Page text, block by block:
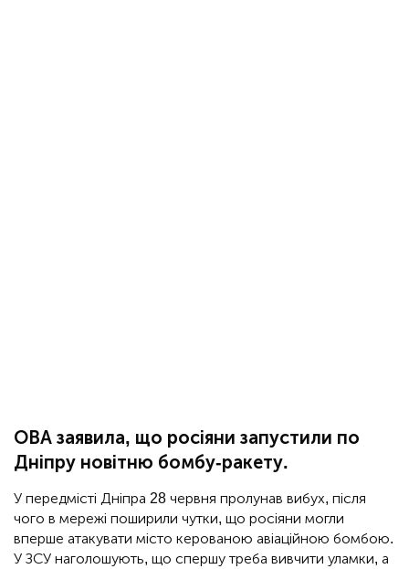
ОВА заявила, що росіяни запустили по
Дніпру новітню бомбу-ракету.
У передмісті Дніпра 28 червня пролунав вибух, після
чого в мережі поширили чутки, що росіяни могли
вперше атакувати місто керованою авіаційною бомбою.
У ЗСУ наголошують, що спершу треба вивчити уламки, а